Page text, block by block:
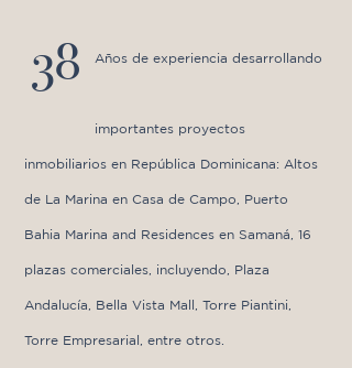
Años de experiencia desarrollando
importantes proyectos
inmobiliarios en República Dominicana: Altos
de La Marina en Casa de Campo, Puerto
Bahia Marina and Residences en Samaná, 16
plazas comerciales, incluyendo, Plaza
Andalucía, Bella Vista Mall, Torre Piantini,
Torre Empresarial, entre otros.
38